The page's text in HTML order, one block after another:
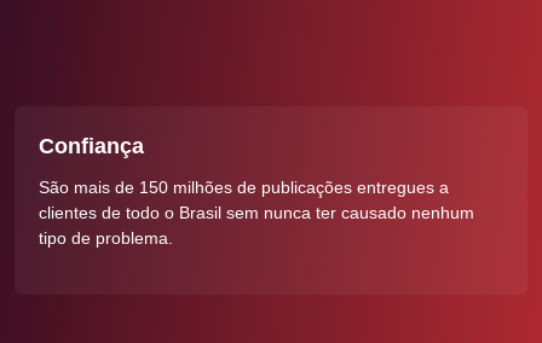
Confiança
São mais de 150 milhões de publicações entregues a
clientes de todo o Brasil sem nunca ter causado nenhum
tipo de problema.